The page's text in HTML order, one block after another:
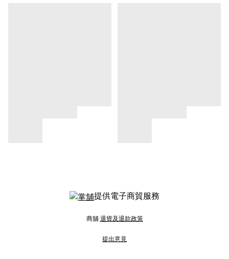
提供電子商貿服務
商舖 退貨及退款政策
提出意見